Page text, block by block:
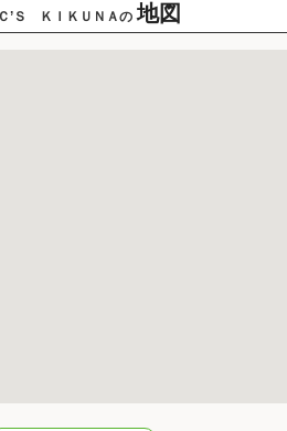
’Ｓ ＫＩＫＵＮＡの 地図